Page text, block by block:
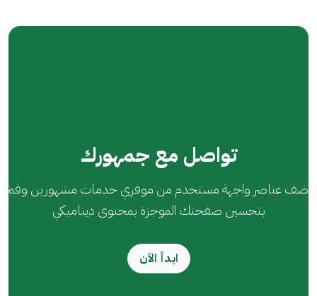
تواصل مع جمهورك
أضف عناصر واجهة مستخدم من موفري خدمات مشهورين وقم
بتحسين صفحتك الموجزة بمحتوى ديناميكي
ابدأ الآن